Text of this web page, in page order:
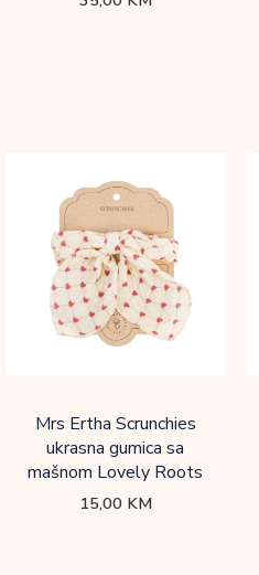
Mrs Ertha Scrunchies
ukrasna gumica sa
mašnom Lovely Roots
15,00 KM